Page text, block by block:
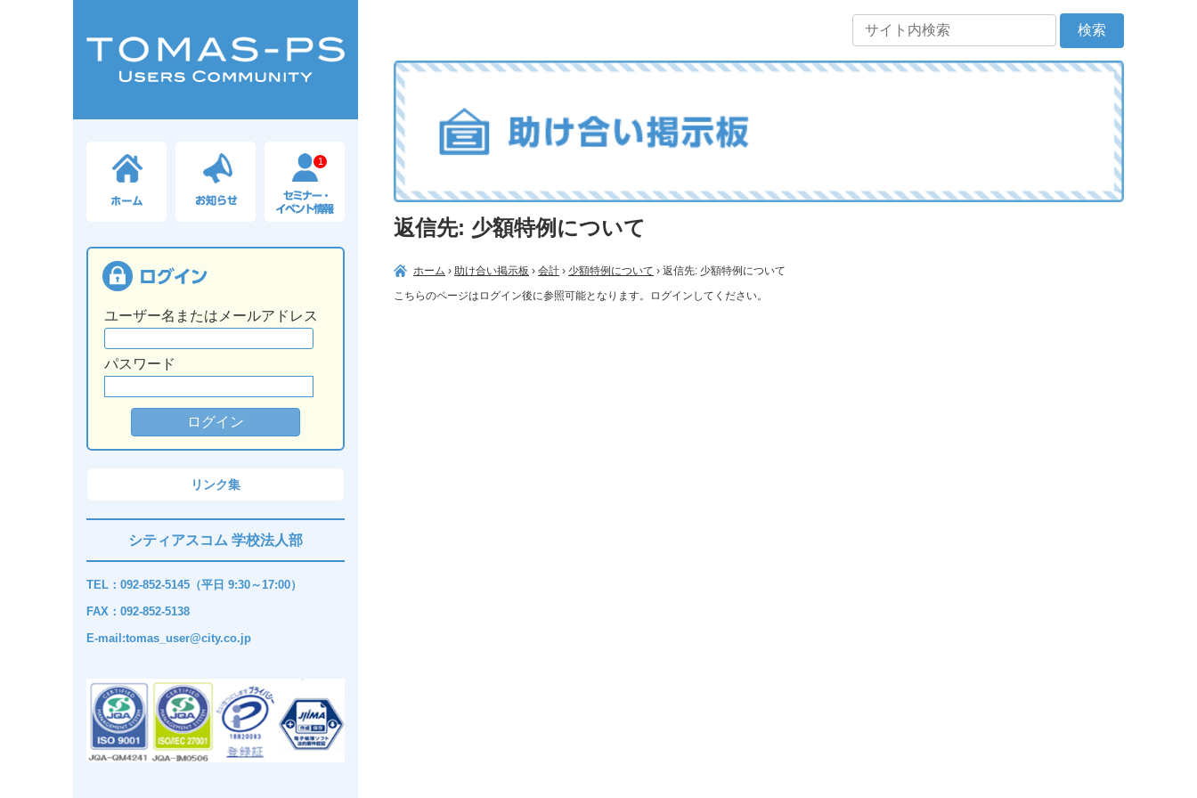
1
ユーザー名またはメールアドレス
パスワード
リンク集
シティアスコム 学校法人部
TEL：092-852-5145（平日 9:30～17:00）
FAX：092-852-5138
E-mail:tomas_user@city.co.jp
返信先: 少額特例について
ホーム › 助け合い掲示板 › 会計 › 少額特例について › 返信先: 少額特例について
こちらのページはログイン後に参照可能となります。ログインしてください。